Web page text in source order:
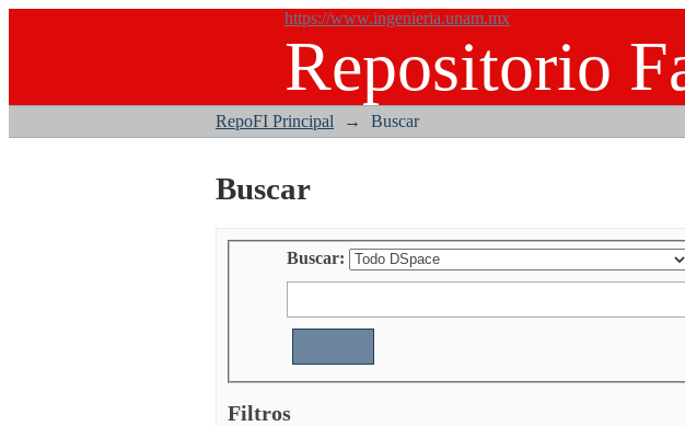
https://www.ingenieria.unam.mx
Repositorio
Buscar
RepoFI Principal → Buscar
Buscar
Buscar:
Filtros